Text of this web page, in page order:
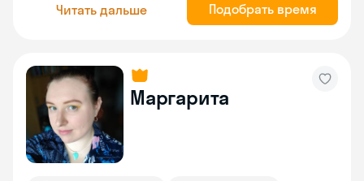
Читать дальше Подобрать время
Маргарита